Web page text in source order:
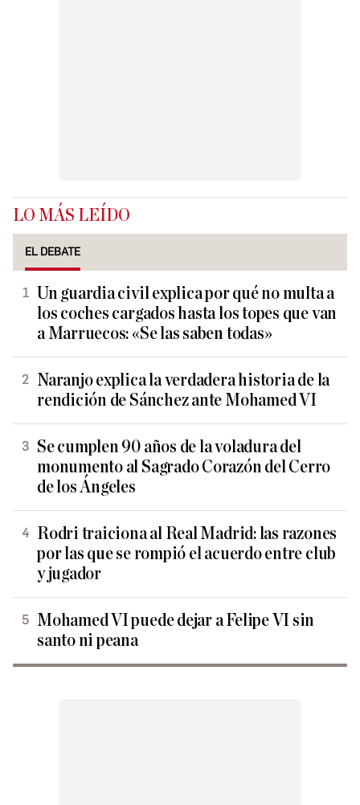
LO MÁS LEÍDO
EL DEBATE
Un guardia civil explica por qué no multa a
los coches cargados hasta los topes que van
a Marruecos: «Se las saben todas»
Naranjo explica la verdadera historia de la
rendición de Sánchez ante Mohamed VI
Se cumplen 90 años de la voladura del
monumento al Sagrado Corazón del Cerro
de los Ángeles
Rodri traiciona al Real Madrid: las razones
por las que se rompió el acuerdo entre club
y jugador
Mohamed VI puede dejar a Felipe VI sin
santo ni peana